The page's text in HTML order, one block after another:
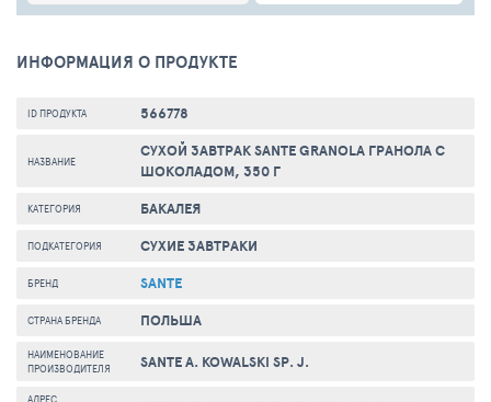
ИНФОРМАЦИЯ О ПРОДУКТЕ
ID ПРОДУКТА 566778
НАЗВАНИЕ
СУХОЙ ЗАВТРАК SANTE GRANOLA ГРАНОЛА С
ШОКОЛАДОМ, 350 Г
КАТЕГОРИЯ БАКАЛЕЯ
ПОДКАТЕГОРИЯ СУХИЕ ЗАВТРАКИ
БРЕНД SANTE
СТРАНА БРЕНДА ПОЛЬША
НАИМЕНОВАНИЕ
ПРОИЗВОДИТЕЛЯ
SANTE A. KOWALSKI SP. J.